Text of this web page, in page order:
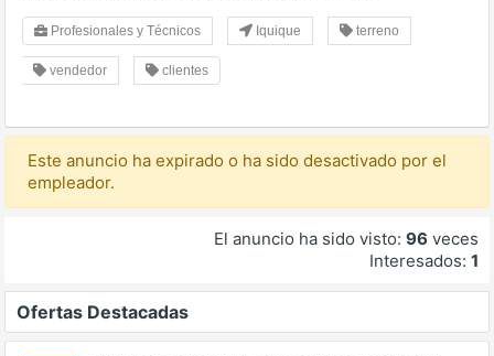
Profesionales y Técnicos Iquique terreno
vendedor clientes
Este anuncio ha expirado o ha sido desactivado por el
empleador.
El anuncio ha sido visto: 96 veces
Interesados: 1
Ofertas Destacadas